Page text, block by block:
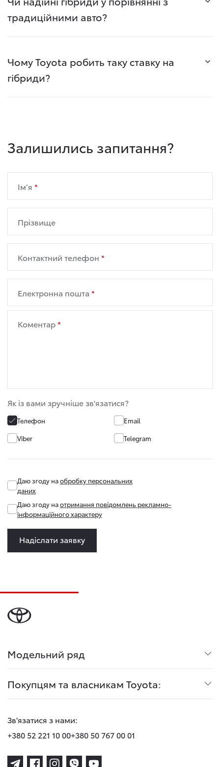
традиційними авто?
Чому Toyota робить таку ставку на
гібриди?
Залишились запитання?
Ім’я
Прізвище
Контактний телефон
Електронна пошта
Коментар
Як із вами зручніше зв'язатися?
Телефон
Email
Viber
Telegram
Даю згоду наобробку персональних
даних
Даю згоду наотримання повідомлень рекламно-
інформаційного характеру
Надіслати заявку
Модельний ряд
Покупцям та власникам Toyota:
Зв'язатися з нами:
+380 52 221 10 00+380 50 767 00 01